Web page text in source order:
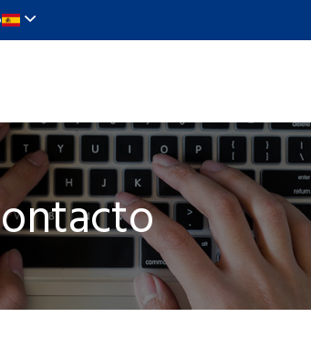
especiales Alrededor Noticias